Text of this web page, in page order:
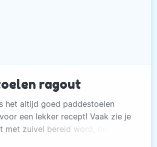
ragout
het altijd goed paddestoelen
een lekker recept! Vaak zie je
met zuivel bereid word, deze keer